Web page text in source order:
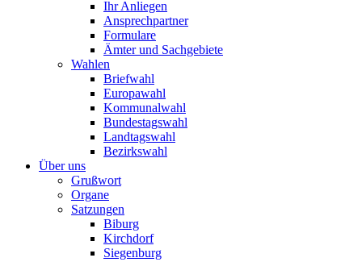
Ihr Anliegen
Ansprechpartner
Formulare
Ämter und Sachgebiete
Wahlen
Briefwahl
Europawahl
Kommunalwahl
Bundestagswahl
Landtagswahl
Bezirkswahl
Über uns
Grußwort
Organe
Satzungen
Biburg
Kirchdorf
Siegenburg